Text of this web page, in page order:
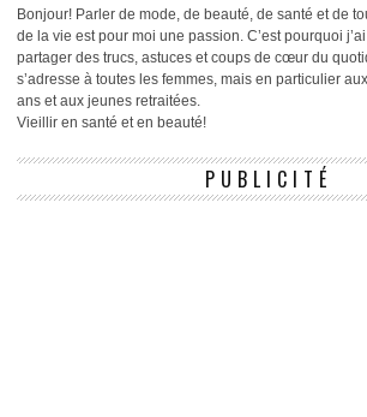
Bonjour! Parler de mode, de beauté, de santé et de
de la vie est pour moi une passion. C’est pourquoi
partager des trucs, astuces et coups de cœur du
s’adresse à toutes les femmes, mais en particulier
ans et aux jeunes retraitées.
Vieillir en santé et en beauté!
PUBLICITÉ